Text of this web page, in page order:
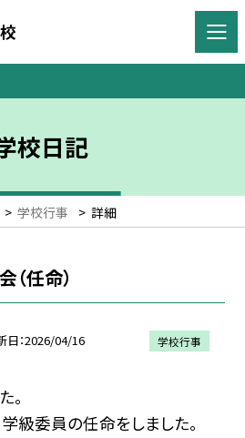
校日記
> 学校行事 > 詳細
任命）
日 2026/04/16 学校行事
。
級委員の任命をしました。